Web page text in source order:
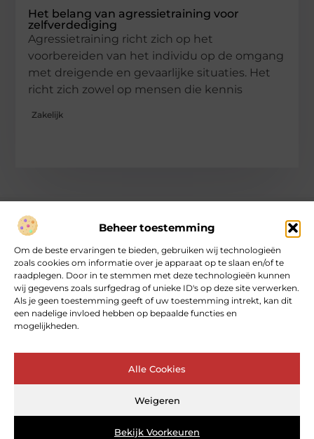
Beheer toestemming
Om de beste ervaringen te bieden, gebruiken wij technologieën
zoals cookies om informatie over je apparaat op te slaan en/of te
raadplegen. Door in te stemmen met deze technologieën kunnen
wij gegevens zoals surfgedrag of unieke ID's op deze site verwerken.
Als je geen toestemming geeft of uw toestemming intrekt, kan dit
een nadelige invloed hebben op bepaalde functies en
mogelijkheden.
Alle Cookies
Weigeren
Bekijk Voorkeuren
Het belang van agressietraining voor
zelfverdediging
Agressietraining richt zich op het
voorbereiden van het individu op de omgang
met dreigende en gevaarlijke situaties. Het
richt zich zowel op mensen die kennis
Zakelijk
Over heartcoaching
Jouw gids voor inspiratie en tips uit het dagelijks leven.
Ontdek een brede verzameling blogs en artikelen die je helpen
om het meeste uit elke dag te halen, met praktische adviezen
en verrassende inzichten.
Bericht categorie
Main Links